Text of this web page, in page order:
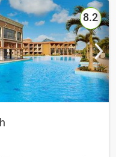
по сайту, также на
фото отелей и
СВЕРНУТЬ
8.2